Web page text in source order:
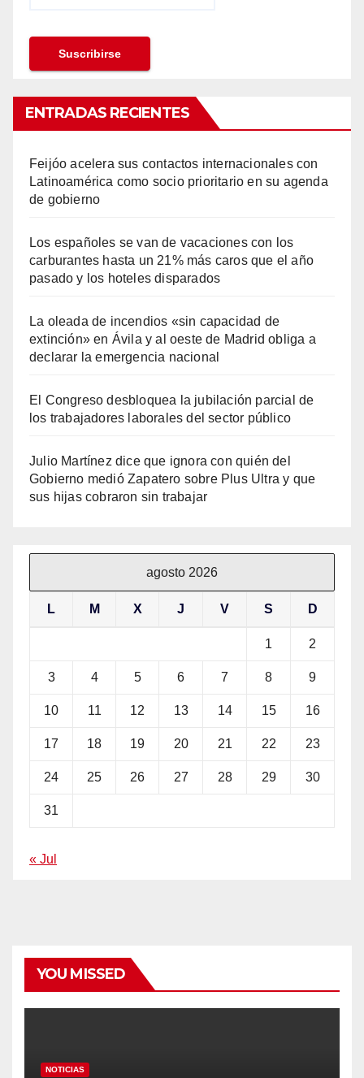
ENTRADAS RECIENTES
Feijóo acelera sus contactos internacionales con
Latinoamérica como socio prioritario en su agenda
de gobierno
Los españoles se van de vacaciones con los
carburantes hasta un 21% más caros que el año
pasado y los hoteles disparados
La oleada de incendios «sin capacidad de
extinción» en Ávila y al oeste de Madrid obliga a
declarar la emergencia nacional
El Congreso desbloquea la jubilación parcial de
los trabajadores laborales del sector público
Julio Martínez dice que ignora con quién del
Gobierno medió Zapatero sobre Plus Ultra y que
sus hijas cobraron sin trabajar
agosto 2026
L M X J V S D
1 2
3 4 5 6 7 8 9
10 11 12 13 14 15 16
17 18 19 20 21 22 23
24 25 26 27 28 29 30
31
« Jul
YOU MISSED
NOTICIAS